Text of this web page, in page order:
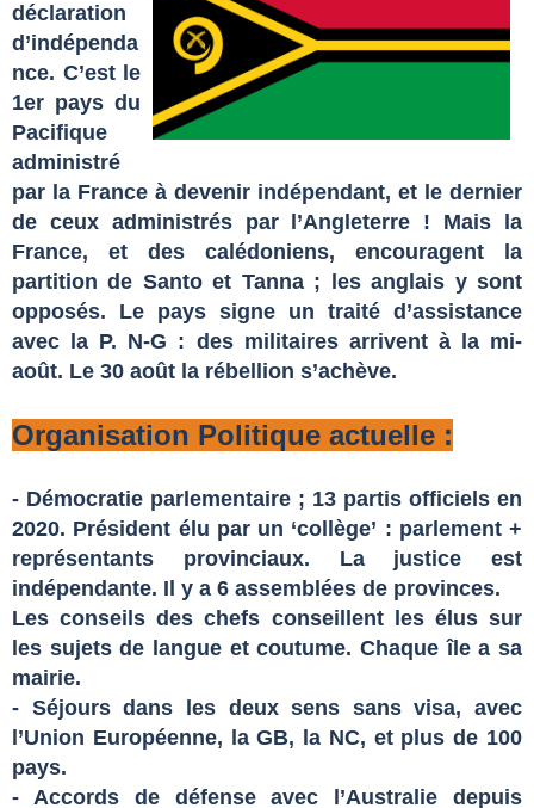
déclaration
d’indépenda
nce. C’est le
1er pays du
Pacifique
administré
par la France à devenir indépendant, et le dernier
de ceux administrés par l’Angleterre ! Mais la
France, et des calédoniens, encouragent la
partition de Santo et Tanna ; les anglais y sont
opposés. Le pays signe un traité d’assistance
avec la P. N-G : des militaires arrivent à la mi-
août. Le 30 août la rébellion s’achève.
Organisation Politique actuelle :
- Démocratie parlementaire ; 13 partis officiels en
2020. Président élu par un ‘collège’ : parlement +
représentants provinciaux. La justice est
indépendante. Il y a 6 assemblées de provinces.
Les conseils des chefs conseillent les élus sur
les sujets de langue et coutume. Chaque île a sa
mairie.
- Séjours dans les deux sens sans visa, avec
l’Union Européenne, la GB, la NC, et plus de 100
pays.
- Accords de défense avec l’Australie depuis